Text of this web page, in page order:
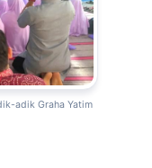
adik Graha Yatim